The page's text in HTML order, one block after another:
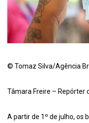
© Tomaz Silva/Agência
Tâmara Freire – Repórter
A partir de 1º de julho, os